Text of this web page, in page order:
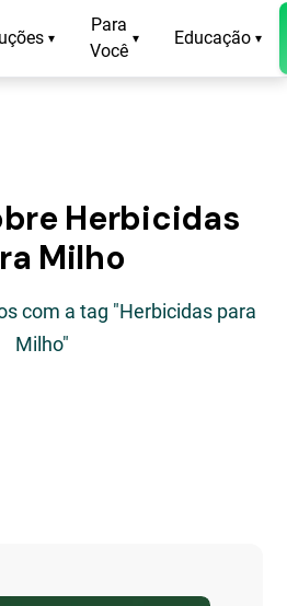
▾
Para
Você
▾ Educação ▾
Herbicidas
Milho
com a tag "Herbicidas para
Milho"